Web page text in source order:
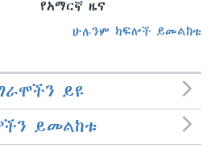
የአማርኛ ዜና
ሁሉንም ክፍሎች ይመልከቱ
ይዩ
ይመልከቱ